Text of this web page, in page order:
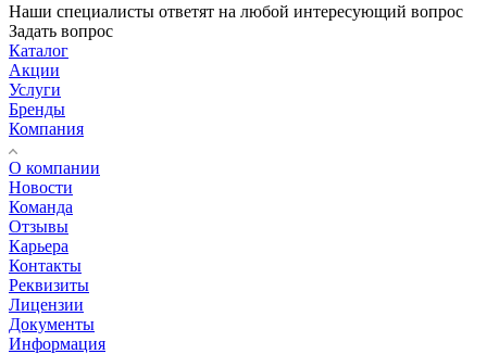
Наши специалисты ответят на любой интересующий вопрос
Задать вопрос
Каталог
Акции
Услуги
Бренды
Компания
О компании
Новости
Команда
Отзывы
Карьера
Контакты
Реквизиты
Лицензии
Документы
Информация